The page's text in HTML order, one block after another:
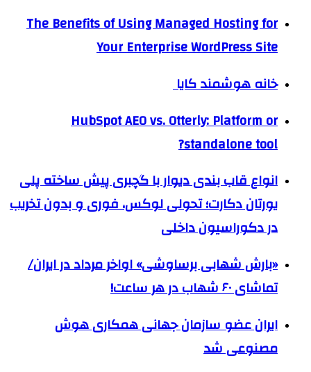
The Benefits of Using Managed Hosting for
Your Enterprise WordPress Site
خانه هوشمند کایا
HubSpot AEO vs. Otterly: Platform or
standalone tool?
انواع قاب بندی دیوار با گچبری پیش ساخته پلی
یورتان دکارت؛ تحولی لوکس، فوری و بدون تخریب
در دکوراسیون داخلی
«بارش شهابی برساوشی» اواخر مرداد در ایران/
تماشای ۶۰ شهاب در هر ساعت!
ایران عضو سازمان جهانی همکاری هوش
مصنوعی شد